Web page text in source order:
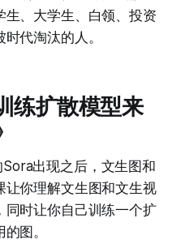
、大学生、白领、投资
代淘汰的人。
练扩散模型来
出现之后，文生图和
让你理解文生图和文生视
同时让你自己训练一个扩
图。